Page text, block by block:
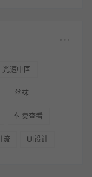
光速中国
丝袜
付费查看
流 UI设计